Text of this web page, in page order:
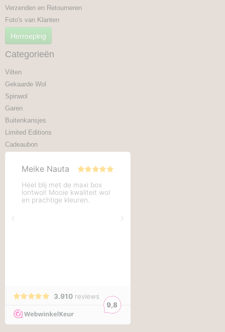
Verzenden en Retourneren
Foto's van Klanten
Herroeping
Categorieën
Vilten
Gekaarde Wol
Spinwol
Garen
Buitenkansjes
Limited Editions
Cadeaubon